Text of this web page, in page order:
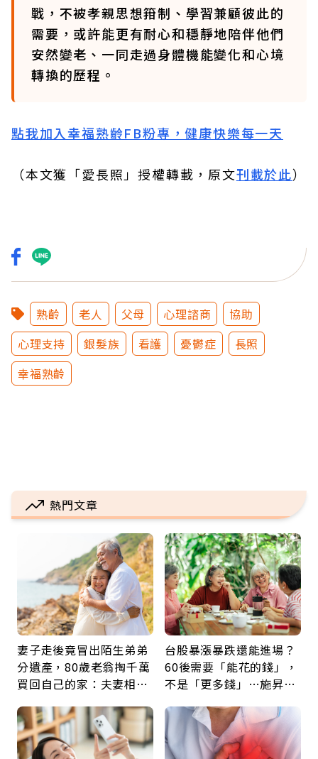
戰，不被孝親思想箝制、學習兼顧彼此的
需要，或許能更有耐心和穩靜地陪伴他們
安然變老、一同走過身體機能變化和心境
轉換的歷程。
點我加入幸福熟齡FB粉專，健康快樂每一天
（本文獲「愛長照」授權轉載，原文刊載於此）
熟齡 老人 父母 心理諮商
協助
心理支持
銀髮族 看護 憂鬱症
長照
幸福熟齡
熱門文章
妻子走後竟冒出陌生弟弟
分遺產，80歲老翁掏千萬
買回自己的家：夫妻相守
台股暴漲暴跌還能進場？
60後需要「能花的錢」，
不是「更多錢」…施昇
票